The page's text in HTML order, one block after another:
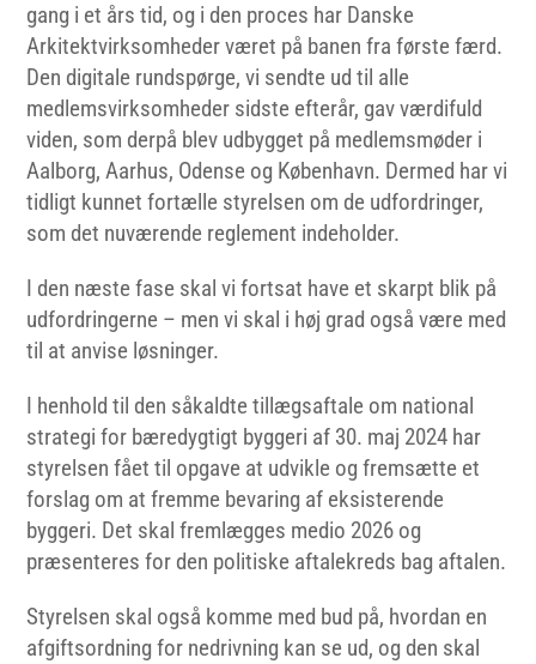
gang i et års tid, og i den proces har Danske
Arkitektvirksomheder været på banen fra første færd.
Den digitale rundspørge, vi sendte ud til alle
medlemsvirksomheder sidste efterår, gav værdifuld
viden, som derpå blev udbygget på medlemsmøder i
Aalborg, Aarhus, Odense og København. Dermed har vi
tidligt kunnet fortælle styrelsen om de udfordringer,
som det nuværende reglement indeholder.
I den næste fase skal vi fortsat have et skarpt blik på
udfordringerne – men vi skal i høj grad også være med
til at anvise løsninger.
I henhold til den såkaldte tillægsaftale om national
strategi for bæredygtigt byggeri af 30. maj 2024 har
styrelsen fået til opgave at udvikle og fremsætte et
forslag om at fremme bevaring af eksisterende
byggeri. Det skal fremlægges medio 2026 og
præsenteres for den politiske aftalekreds bag aftalen.
Styrelsen skal også komme med bud på, hvordan en
afgiftsordning for nedrivning kan se ud, og den skal